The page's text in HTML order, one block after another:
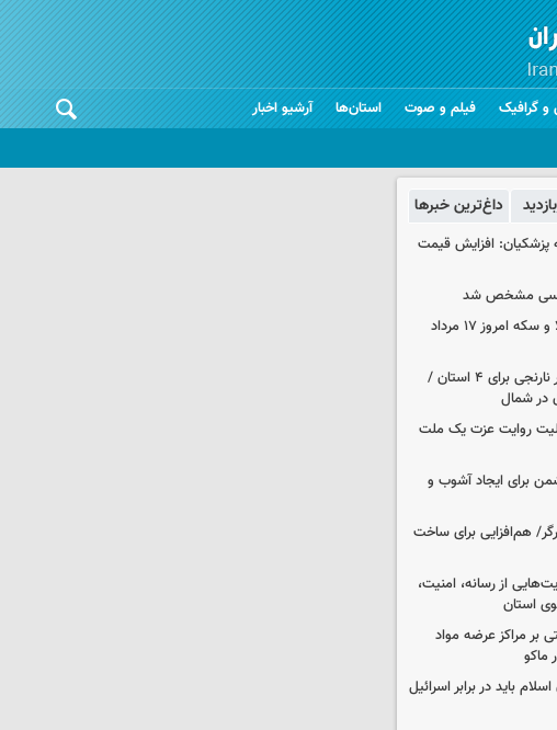
گرافیک فیلم و صوت استان‌ها آرشیو اخبار
داغ‌ترین خبرها
پزشکیان: افزایش قیمت
مشخص شد
قیمت زمان بازگشایی طلا و سکه امروز ۱۷ مرداد
هواشناسی ایران | هشدار نارنجی برای ۴ استان /
در شمال
روایت عزت یک ملت
برای ایجاد آشوب و
هم‌افزایی برای ساخت
از رسانه، امنیت،
استان
بر مراکز عرضه مواد
ماکو
باید در برابر اسرائیل